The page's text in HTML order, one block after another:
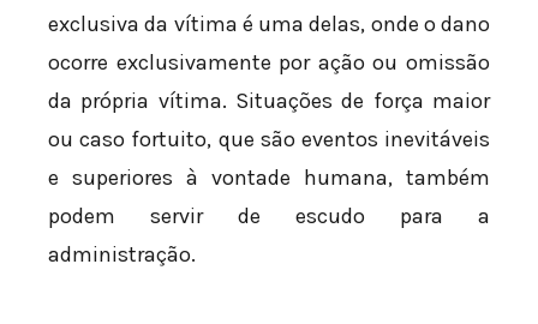
exclusiva da vítima é uma delas, onde o dano
ocorre exclusivamente por ação ou omissão
da própria vítima. Situações de força maior
ou caso fortuito, que são eventos inevitáveis
e superiores à vontade humana, também
podem servir de escudo para a
administração.